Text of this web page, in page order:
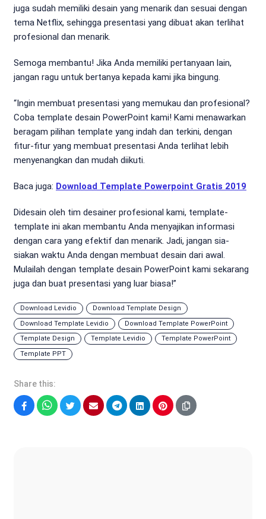
juga sudah memiliki desain yang menarik dan sesuai dengan
tema Netflix, sehingga presentasi yang dibuat akan terlihat
profesional dan menarik.
Semoga membantu! Jika Anda memiliki pertanyaan lain,
jangan ragu untuk bertanya kepada kami jika bingung.
“Ingin membuat presentasi yang memukau dan profesional?
Coba template desain PowerPoint kami! Kami menawarkan
beragam pilihan template yang indah dan terkini, dengan
fitur-fitur yang membuat presentasi Anda terlihat lebih
menyenangkan dan mudah diikuti.
Baca juga: Download Template Powerpoint Gratis 2019
Didesain oleh tim desainer profesional kami, template-
template ini akan membantu Anda menyajikan informasi
dengan cara yang efektif dan menarik. Jadi, jangan sia-
siakan waktu Anda dengan membuat desain dari awal.
Mulailah dengan template desain PowerPoint kami sekarang
juga dan buat presentasi yang luar biasa!”
Download Levidio
Download Template Design
Download Template Levidio
Download Template PowerPoint
Template Design
Template Levidio
Template PowerPoint
Template PPT
Share this: